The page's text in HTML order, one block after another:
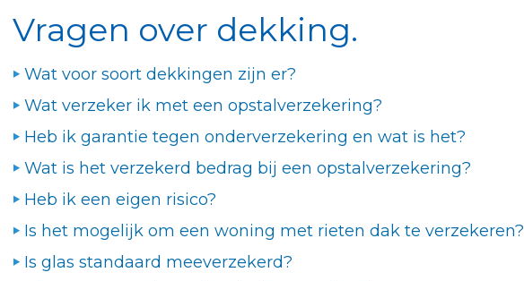
Vragen over dekking.
Wat voor soort dekkingen zijn er?
Wat verzeker ik met een opstalverzekering?
Heb ik garantie tegen onderverzekering en wat is het?
Wat is het verzekerd bedrag bij een opstalverzekering?
Heb ik een eigen risico?
Is het mogelijk om een woning met rieten dak te verzekeren?
Is glas standaard meeverzekerd?